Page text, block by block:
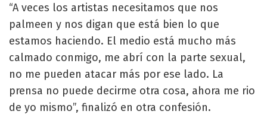
“A veces los artistas necesitamos que nos
palmeen y nos digan que está bien lo que
estamos haciendo. El medio está mucho más
calmado conmigo, me abrí con la parte sexual,
no me pueden atacar más por ese lado. La
prensa no puede decirme otra cosa, ahora me rio
de yo mismo”, finalizó en otra confesión.